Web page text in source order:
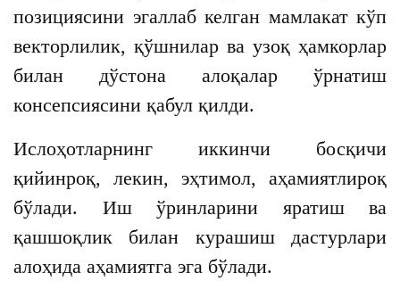
позициясини эгаллаб келган мамлакат кўп
векторлилик, қўшнилар ва узоқ ҳамкорлар
билан дўстона алоқалар ўрнатиш
консепсиясини қабул қилди.
Ислоҳотларнинг иккинчи босқичи
қийинроқ, лекин, эҳтимол, аҳамиятлироқ
бўлади. Иш ўринларини яратиш ва
қашшоқлик билан курашиш дастурлари
алоҳида аҳамиятга эга бўлади.